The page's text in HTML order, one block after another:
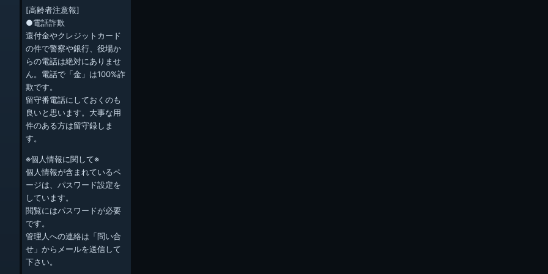
[高齢者注意報]
●電話詐欺
還付金やクレジットカード
の件で警察や銀行、役場か
らの電話は絶対にありませ
ん。電話で「金」は100%詐
欺です。
留守番電話にしておくのも
良いと思います。大事な用
件のある方は留守録しま
す。
※個人情報に関して※
個人情報が含まれているペ
ージは、パスワード設定を
しています。
閲覧にはパスワードが必要
です。
管理人への連絡は「問い合
せ」からメールを送信して
下さい。